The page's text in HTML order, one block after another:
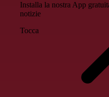
Installa la nostra App
notizie
Tocca